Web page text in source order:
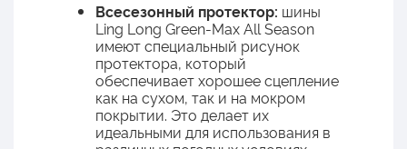
Всесезонный протектор: шины
Ling Long Green-Max All Season
имеют специальный рисунок
протектора, который
обеспечивает хорошее сцепление
как на сухом, так и на мокром
покрытии. Это делает их
идеальными для использования в